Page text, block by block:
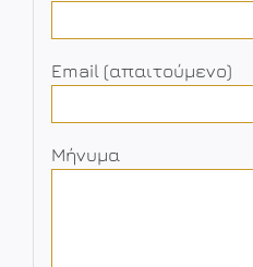
Email (απαιτούμενο)
Μήνυμα